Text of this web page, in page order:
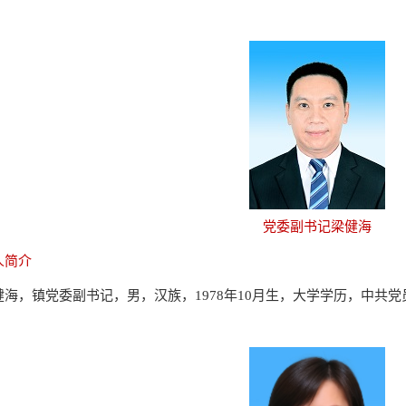
党委副书记梁健海
简介
海，镇党委副书记， 男，汉族，1978年10月生，大学学历，中共党